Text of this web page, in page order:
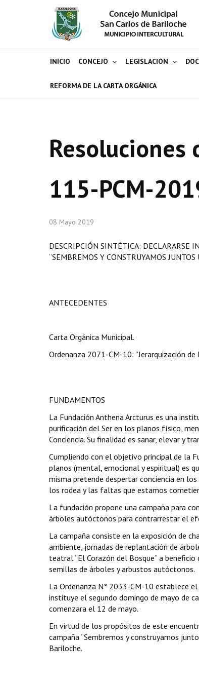
INICIO CONCEJO LEGISLACIÓN
REFORMA DE LA CARTA ORGÁNICA
Resoluciones
115-PCM-
08 Mayo 2019
DESCRIPCIÓN SINTÉTICA: DECLARARSE
“SEMBREMOS Y CONSTRUYAMOS JUNTOS
ANTECEDENTES
Carta Orgánica Municipal.
Ordenanza 2071-CM-10: ”Jerarquización
FUNDAMENTOS
La Fundación Anthena Arcturus es una
purificación del Ser en los planos físico,
Conciencia. Su finalidad es sanar, elevar y
Cumpliendo con el objetivo principal de la
planos (mental, emocional y espiritual) es
misma pretende despertar conciencia en
los rodea y las faltas que estamos
La fundación propone una campaña para
árboles autóctonos para contrarrestar el
La campaña consiste en la exposición de
ambiente, jornadas de replantación de
teatral “El Corazón del Bosque” a
semillas de árboles y arbustos autóctonos.
La Ordenanza N° 2033-CM-10 establece
instituye el segundo domingo de mayo de
comenzara el 12 de mayo.
En virtud de los propósitos de este
campaña “Sembremos y construyamos
Bariloche.